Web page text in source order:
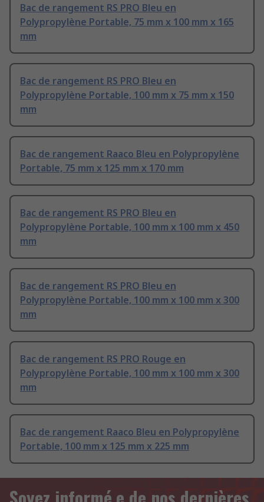
Bac de rangement RS PRO Bleu en
Polypropylène Portable, 75 mm x 100 mm x 165
mm
Bac de rangement RS PRO Bleu en
Polypropylène Portable, 100 mm x 75 mm x 150
mm
Bac de rangement Raaco Bleu en Polypropylène
Portable, 75 mm x 125 mm x 170 mm
Bac de rangement RS PRO Bleu en
Polypropylène Portable, 100 mm x 100 mm x 450
mm
Bac de rangement RS PRO Bleu en
Polypropylène Portable, 100 mm x 100 mm x 300
mm
Bac de rangement RS PRO Rouge en
Polypropylène Portable, 100 mm x 100 mm x 300
mm
Bac de rangement Raaco Bleu en Polypropylène
Portable, 100 mm x 125 mm x 225 mm